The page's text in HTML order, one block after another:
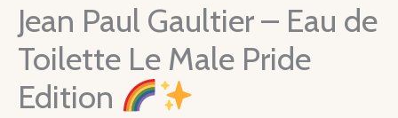
Jean Paul Gaultier – Eau de
Toilette Le Male Pride
Edition